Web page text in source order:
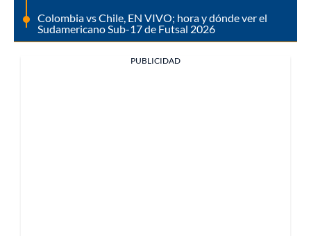
Colombia vs Chile, EN VIVO; hora y dónde ver el
Sudamericano Sub-17 de Futsal 2026
PUBLICIDAD